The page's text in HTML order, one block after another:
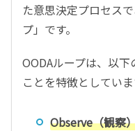
た意思決定プロセス
プ」です。
OODAループは、以
ことを特徴としていま
Observe（観察